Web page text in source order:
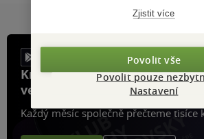
Knihy, recenze a klubové
ve vaší kapse a naší appce
Každý měsíc společně přečteme tisíce
Zjistit více
Povolit vše
Povolit pouze
Nastavení